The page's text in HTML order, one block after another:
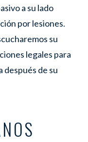
a su lado
por lesiones.
su
legales para
de su